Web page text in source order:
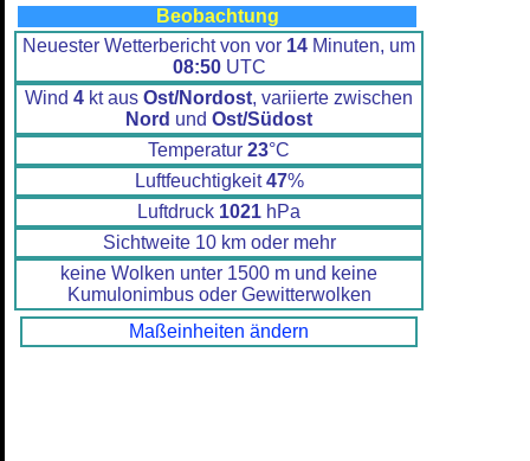
Beobachtung
Neuester Wetterbericht von vor 14 Minuten, um
08:50UTC
Wind 4 kt aus Ost/Nordost, variierte zwischen
Nord und Ost/Südost
Temperatur 23°C
Luftfeuchtigkeit47%
Luftdruck 1021 hPa
Sichtweite 10 km oder mehr
keine Wolken unter 1500 m und keine
Kumulonimbus oder Gewitterwolken
Maßeinheiten ändern